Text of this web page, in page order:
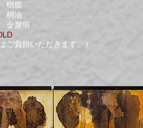
箔
ご負担いただきます。）